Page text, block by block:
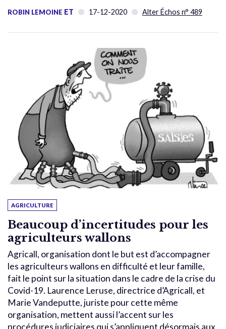
ROBIN LEMOINE ET 17-12-2020 Alter Échos n° 489
AGRICULTURE
Beaucoup d’incertitudes pour les
agriculteurs wallons
Agricall, organisation dont le but est d’accompagner
les agriculteurs wallons en difficulté et leur famille,
fait le point sur la situation dans le cadre de la crise du
Covid-19. Laurence Leruse, directrice d’Agricall, et
Marie Vandeputte, juriste pour cette même
organisation, mettent aussi l’accent sur les
procédures judiciaires qui s’appliquent désormais aux